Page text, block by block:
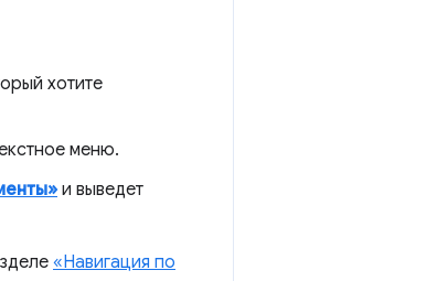
хотите
меню.
и выведет
«Навигация по